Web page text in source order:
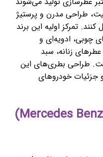
طراحی مدرن و پرستیژ
تمرکز اولیه این برند
چوبی، ادویه‌ای و
زنانه، سبد
طراحی بطری‌های این
جزئیات خودروهای
نت های عطر و ادکلن (Mercedes Benz)